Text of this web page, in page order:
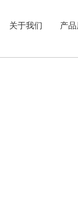
关于我们 产